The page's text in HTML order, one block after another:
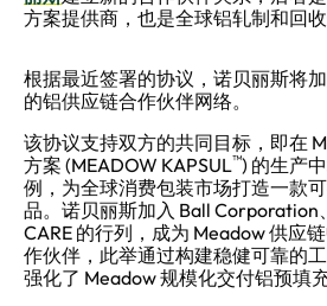
方案提供商，也是全球铝轧制和回收
根据最近签署的协议，诺贝丽斯将
的铝供应链合作伙伴网络。
该协议支持双方的共同目标，即在
方案 (MEADOW KAPSUL™) 的生产
例，为全球消费包装市场打造一款
品。诺贝丽斯加入 Ball Corporation
CARE 的行列，成为 Meadow 供应
作伙伴，此举通过构建稳健可靠的
强化了 Meadow 规模化交付铝预填